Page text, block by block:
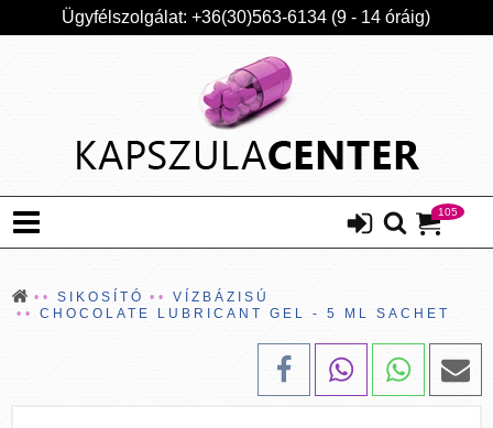
Ügyfélszolgálat: +36(30)563-6134 (9 - 14 óráig)
105
SIKOSÍTÓ
VÍZBÁZISÚ
CHOCOLATE LUBRICANT GEL - 5 ML SACHET